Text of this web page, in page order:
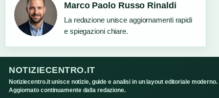
Marco Paolo Russo Rinaldi
La redazione unisce aggiornamenti rapidi
e spiegazioni chiare.
NOTIZIECENTRO.IT
Notiziecentro.it unisce notizie, guide e analisi in un layout editoriale moderno.
Aggiornato continuamente dalla redazione.